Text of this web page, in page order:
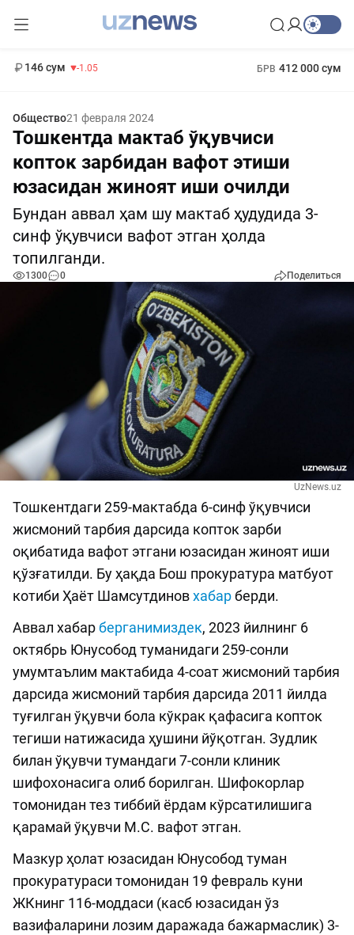
146 сум -1.05 БРВ 412 000 сум
Общество21 февраля 2024
Тошкентда мактаб ўқувчиси
копток зарбидан вафот этиши
юзасидан жиноят иши очилди
Бундан аввал ҳам шу мактаб ҳудудида 3-
cинф ўқувчиси вафот этган ҳолда
топилганди.
1300 0 Поделиться
UzNews.uz
Тошкентдаги 259-мактабда 6-синф ўқувчиси
жисмоний тарбия дарсида копток зарби
оқибатида вафот этгани юзасидан жиноят иши
қўзғатилди. Бу ҳақда Бош прокуратура матбуот
котиби Ҳаёт Шамсутдиновхабарберди.
Аввал хабарберганимиздек, 2023 йилнинг 6
октябрь Юнусобод туманидаги 259-сонли
умумтаълим мактабида 4-соат жисмоний тарбия
дарсида жисмоний тарбия дарсида 2011 йилда
туғилган ўқувчи бола кўкрак қафасига копток
тегиши натижасида ҳушини йўқотган. Зудлик
билан ўқувчи тумандаги 7-сонли клиник
шифохонасига олиб борилган. Шифокорлар
томонидан тез тиббий ёрдам кўрсатилишига
қарамай ўқувчи М.С. вафот этган.
Мазкур ҳолат юзасидан Юнусобод туман
прокуратураси томонидан 19 февраль куни
ЖКнинг 116-моддаси (касб юзасидан ўз
вазифаларини лозим даражада бажармаслик) 3-